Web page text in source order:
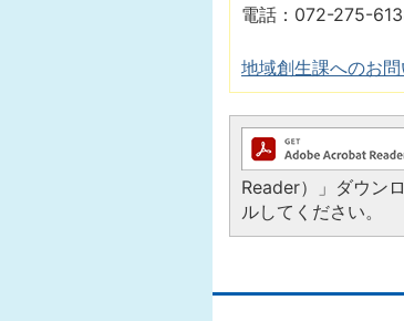
電話：072-275-
地域創生課へのお
Reader）」ダウン
ルしてください。